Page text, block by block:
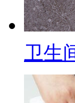
卫生